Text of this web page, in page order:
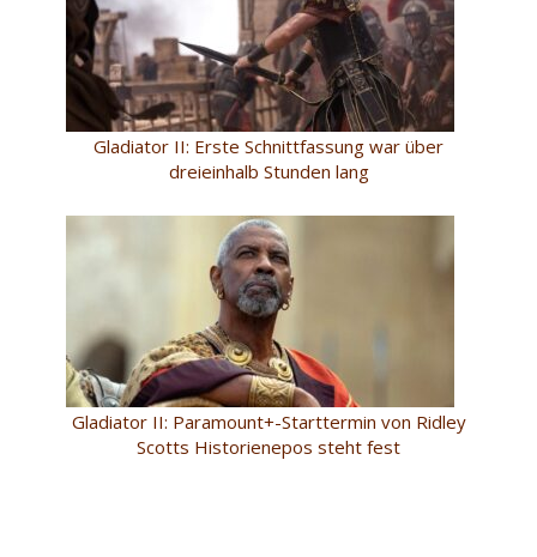
Gladiator II: Erste Schnittfassung war über
dreieinhalb Stunden lang
Gladiator II: Paramount+-Starttermin von Ridley
Scotts Historienepos steht fest